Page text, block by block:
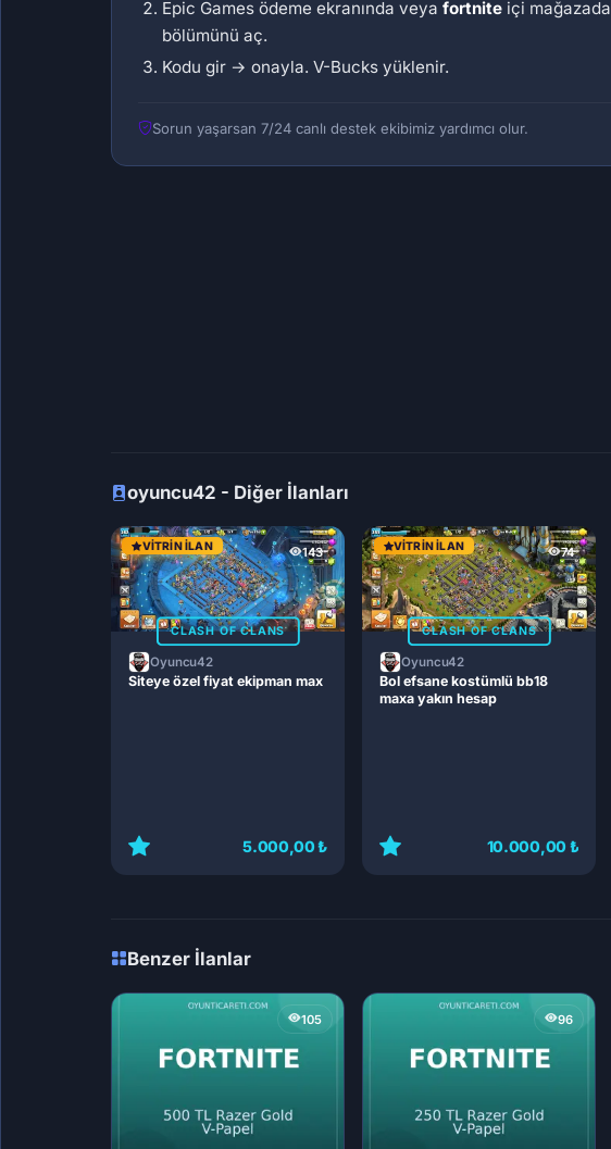
Epic Games ödeme ekranında veyafortnite içi mağazada
bölümünü aç.
Kodu gir → onayla. V-Bucks yüklenir.
Sorun yaşarsan 7/24 canlı destek ekibimiz yardımcı olur.
oyuncu42 - Diğer İlanları
143
VITRIN İLAN
CLASH OF CLANS
Oyuncu42
Siteye özel fiyat ekipman max
5.000,00 ₺
74
VITRIN İLAN
CLASH OF CLANS
Oyuncu42
Bol efsane kostümlü bb18
maxa yakın hesap
10.000,00 ₺
Benzer İlanlar
105 96